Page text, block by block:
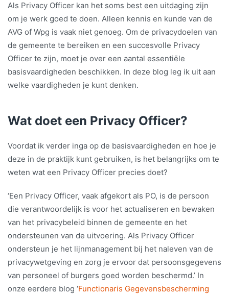
Als Privacy Officer kan het soms best een uitdaging zijn
om je werk goed te doen. Alleen kennis en kunde van de
AVG of Wpg is vaak niet genoeg. Om de privacydoelen van
de gemeente te bereiken en een succesvolle Privacy
Officer te zijn, moet je over een aantal essentiële
basisvaardigheden beschikken. In deze blog leg ik uit aan
welke vaardigheden je kunt denken.
Wat doet een Privacy Officer?
Voordat ik verder inga op de basisvaardigheden en hoe je
deze in de praktijk kunt gebruiken, is het belangrijks om te
weten wat een Privacy Officer precies doet?
‘Een Privacy Officer, vaak afgekort als PO, is de persoon
die verantwoordelijk is voor het actualiseren en bewaken
van het privacybeleid binnen de gemeente en het
ondersteunen van de uitvoering. Als Privacy Officer
ondersteun je het lijnmanagement bij het naleven van de
privacywetgeving en zorg je ervoor dat persoonsgegevens
van personeel of burgers goed worden beschermd.’ In
onze eerdere blog ‘Functionaris Gegevensbescherming